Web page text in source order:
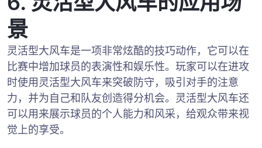
景
灵活型大风车是一项非常炫酷的技巧动作，它可以在
比赛中增加球员的表演性和娱乐性。玩家可以在进攻
时使用灵活型大风车来突破防守，吸引对手的注意
力，并为自己和队友创造得分机会。灵活型大风车还
可以用来展示球员的个人能力和风采，给观众带来视
觉上的享受。